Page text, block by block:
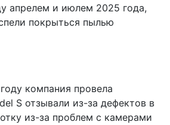
апрелем и июлем 2025 года,
покрыться пылью
компания провела
S отзывали из-за дефектов в
из-за проблем с камерами